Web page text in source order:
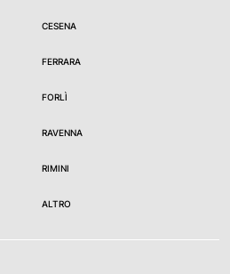
CESENA
FERRARA
FORLÌ
RAVENNA
RIMINI
ALTRO